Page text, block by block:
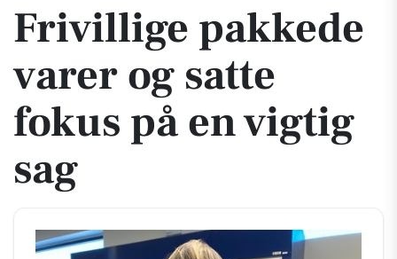
Frivillige pakkede
varer og satte
fokus på en vigtig
sag